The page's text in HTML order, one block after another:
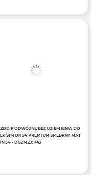
PODWÓJNE BEZ UZIEMIENIA DO
SIMON 54 PREMIUM SREBRNY MAT
54 - DG2MZ.01/43